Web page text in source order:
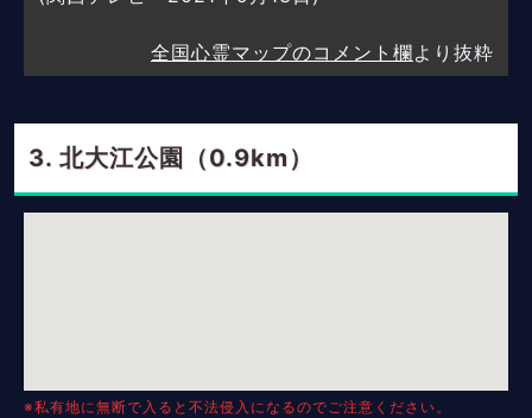
全国心霊マップのコメント欄より抜粋
北大江公園（0.9km）
※私有地に無断で入ると不法侵入になるのでご注意ください。